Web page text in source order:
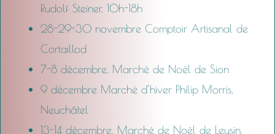
Rudolf Steiner, 10h-18h
28-29-30 novembre Comptoir Artisanal de
Cortaillod
7-8 décembre, Marché de Noël de Sion
9 décembre Marché d’hiver Philip Morris,
Neuchâtel
13-14 décembre, Marché de Noël de Leysin,